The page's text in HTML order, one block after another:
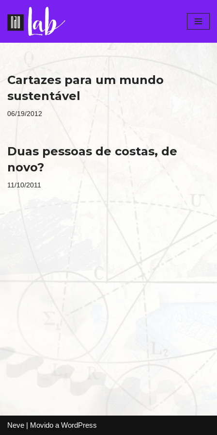
Pular
Cartazes para um mundo
sustentável
06/19/2012
Duas pessoas de costas, de
novo?
11/10/2011
Neve | Movido a WordPress